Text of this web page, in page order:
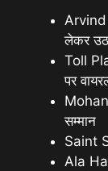
Arvind
लेकर
Toll
पर
सम्मान
Saint
Ala